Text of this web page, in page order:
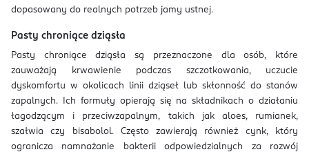
dopasowany do realnych potrzeb jamy ustnej.
Pasty chroniące dziąsła
Pasty chroniące dziąsła są przeznaczone dla osób, które
zauważają krwawienie podczas szczotkowania, uczucie
dyskomfortu w okolicach linii dziąseł lub skłonność do stanów
zapalnych. Ich formuły opierają się na składnikach o działaniu
łagodzącym i przeciwzapalnym, takich jak aloes, rumianek,
szałwia czy bisabolol. Często zawierają również cynk, który
ogranicza namnażanie bakterii odpowiedzialnych za rozwój